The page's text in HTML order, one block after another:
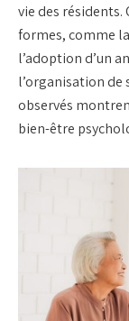
vie des résidents.
formes, comme
l’adoption d’un
l’organisation de
observés
bien-être